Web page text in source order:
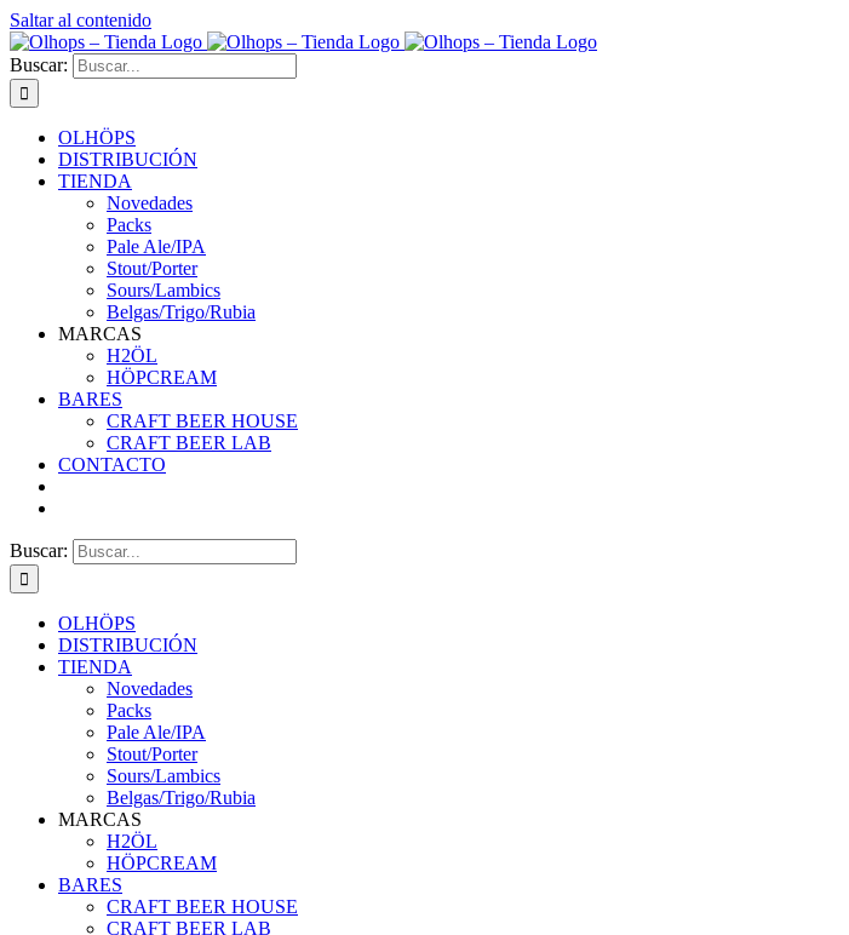
Saltar al contenido
Buscar:
OLHÖPS
DISTRIBUCIÓN
TIENDA
Novedades
Packs
Pale Ale/IPA
Stout/Porter
Sours/Lambics
Belgas/Trigo/Rubia
MARCAS
H2ÖL
HÖPCREAM
BARES
CRAFT BEER HOUSE
CRAFT BEER LAB
CONTACTO
Buscar:
OLHÖPS
DISTRIBUCIÓN
TIENDA
Novedades
Packs
Pale Ale/IPA
Stout/Porter
Sours/Lambics
Belgas/Trigo/Rubia
MARCAS
H2ÖL
HÖPCREAM
BARES
CRAFT BEER HOUSE
CRAFT BEER LAB